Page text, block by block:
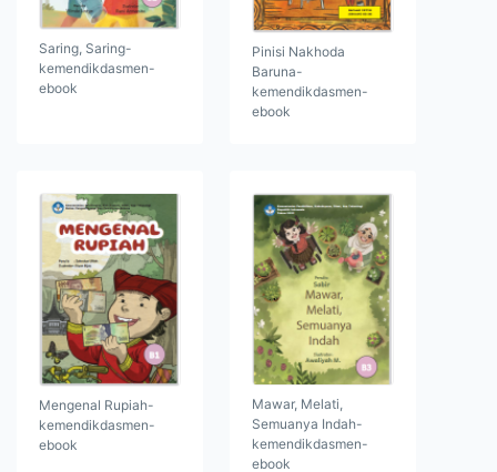
Saring, Saring-
kemendikdasmen-
ebook
Pinisi Nakhoda
Baruna-
kemendikdasmen-
ebook
Mengenal Rupiah-
kemendikdasmen-
ebook
Mawar, Melati,
Semuanya Indah-
kemendikdasmen-
ebook